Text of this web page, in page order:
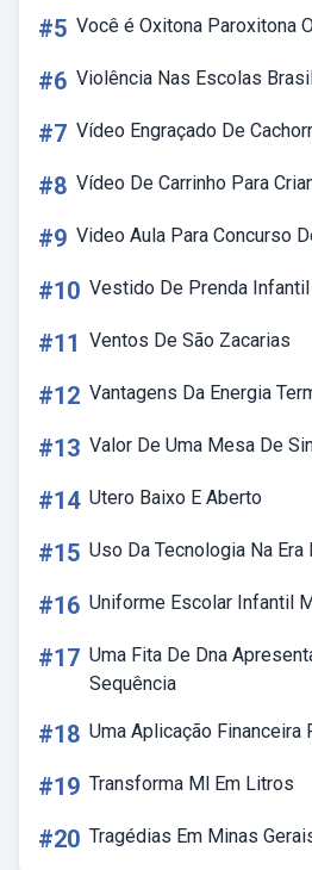
#5 Você é Oxitona Paroxitona
#6 Violência Nas Escolas
#7 Vídeo Engraçado De
#8 Vídeo De Carrinho Para
#9 Video Aula Para Concurso
#10 Vestido De Prenda
#11 Ventos De São Zacarias
#12 Vantagens Da Energia
#13 Valor De Uma Mesa De
#14 Utero Baixo E Aberto
#15 Uso Da Tecnologia Na
#16 Uniforme Escolar Infantil
#17 Uma Fita De Dna
Sequência
#18 Uma Aplicação Financeira
#19 Transforma Ml Em Litros
#20 Tragédias Em Minas